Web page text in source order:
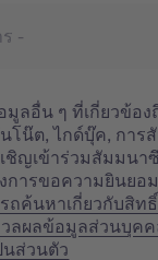
มูลอื่น ๆ ที่เกี่ยวข้อ
โน๊ต, ไกด์บุ๊ค, การ
ชิญเข้าร่วมสัมมนา
การขอความยินยอ
ถค้นหาเกี่ยวกับสิท
วลผลข้อมูลส่วนบุค
นส่วนตัว